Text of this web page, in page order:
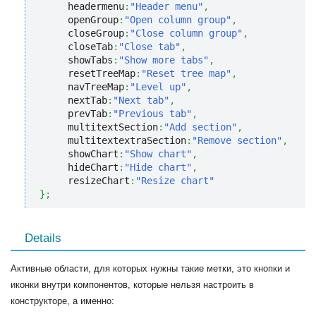
     headermenu
: "Header menu" ,
     openGroup
: "Open column group" ,
     closeGroup
: "Close column group" ,
     closeTab
: "Close tab" ,
     showTabs
: "Show more tabs" ,
     resetTreeMap
: "Reset tree map" ,
     navTreeMap
: "Level up" ,
     nextTab
: "Next tab" ,
     prevTab
: "Previous tab" ,
     multitextSection
: "Add section" ,
     multitextextraSection
: "Remove section" ,
     showChart
: "Show chart" ,
     hideChart
: "Hide chart" ,
     resizeChart
: "Resize chart"
} ;
Details
Активные области, для которых нужны такие метки, это кнопки и
иконки внутри компонентов, которые нельзя настроить в
конструкторе, а именно: